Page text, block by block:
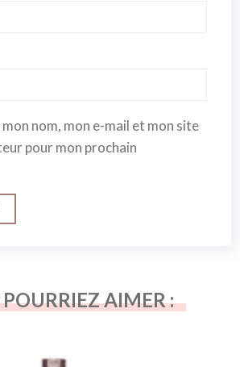
nom, mon e-mail et mon site
pour mon prochain
AIMER :